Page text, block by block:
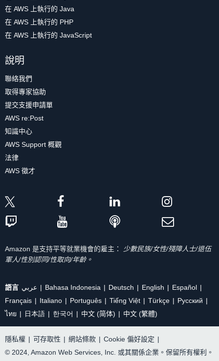
在 AWS 上執行的 Java
在 AWS 上執行的 PHP
在 AWS 上執行的 JavaScript
說明
聯絡我們
取得專家協助
提交支援申請單
AWS re:Post
知識中心
AWS Support 概觀
法律
AWS 徵才
Amazon 是支持平等就業機會的雇主：
少數民族/女性/殘障人士/退伍
軍人/性別認同/性取向/年齡。
語言 عربي Bahasa Indonesia Deutsch English
Español
Français
Italiano Português Tiếng Việt Türkçe
Ρусский
ไทย
日本語 한국어 中文 (简体) 中文 (繁體)
隱私權 | 可存取性 | 網站條款 | Cookie 偏好設定 |
© 2024, Amazon Web Services, Inc. 或其關係企業。保留所有權利。